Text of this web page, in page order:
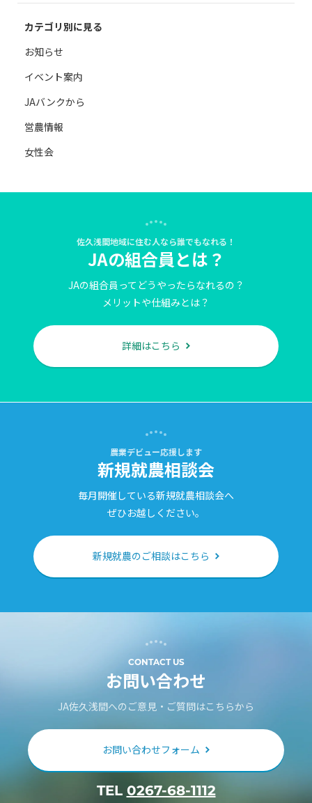
カテゴリ別に見る
お知らせ
イベント案内
JAバンクから
営農情報
女性会
佐久浅間地域に住む人なら誰でもなれる！
JAの組合員とは？
JAの組合員ってどうやったらなれるの？
メリットや仕組みとは？
詳細はこちら
農業デビュー応援します
新規就農相談会
毎月開催している新規就農相談会へ
ぜひお越しください。
新規就農のご相談はこちら
CONTACT US
お問い合わせ
JA佐久浅間へのご意見・ご質問はこちらから
お問い合わせフォーム
TEL 0267-68-1112